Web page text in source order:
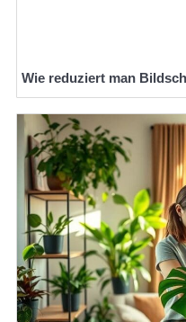
Wie reduziert man